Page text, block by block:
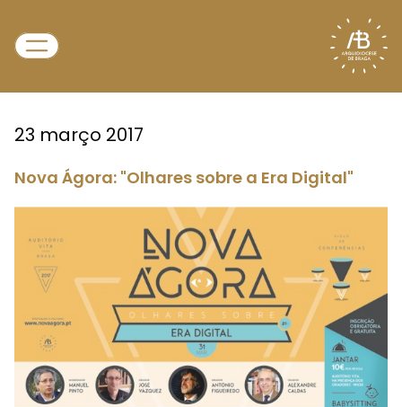
23 março 2017
Nova Ágora: "Olhares sobre a Era Digital"